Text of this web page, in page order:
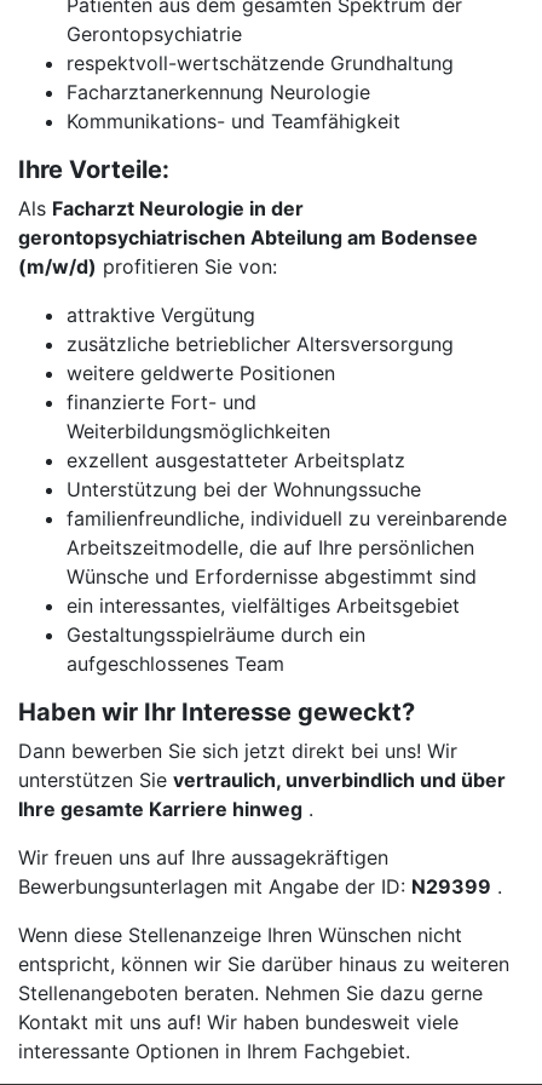
Patienten aus dem gesamten Spektrum der
Gerontopsychiatrie
respektvoll-wertschätzende Grundhaltung
Facharztanerkennung Neurologie
Kommunikations- und Teamfähigkeit
Ihre Vorteile:
Als Facharzt Neurologie in der
gerontopsychiatrischen Abteilung am Bodensee
(m/w/d) profitieren Sie von:
attraktive Vergütung
zusätzliche betrieblicher Altersversorgung
weitere geldwerte Positionen
finanzierte Fort- und
Weiterbildungsmöglichkeiten
exzellent ausgestatteter Arbeitsplatz
Unterstützung bei der Wohnungssuche
familienfreundliche, individuell zu vereinbarende
Arbeitszeitmodelle, die auf Ihre persönlichen
Wünsche und Erfordernisse abgestimmt sind
ein interessantes, vielfältiges Arbeitsgebiet
Gestaltungsspielräume durch ein
aufgeschlossenes Team
Haben wir Ihr Interesse geweckt?
Dann bewerben Sie sich jetzt direkt bei uns! Wir
unterstützen Sie vertraulich, unverbindlich und über
Ihre gesamte Karriere hinweg .
Wir freuen uns auf Ihre aussagekräftigen
Bewerbungsunterlagen mit Angabe der ID: N29399 .
Wenn diese Stellenanzeige Ihren Wünschen nicht
entspricht, können wir Sie darüber hinaus zu weiteren
Stellenangeboten beraten. Nehmen Sie dazu gerne
Kontakt mit uns auf! Wir haben bundesweit viele
interessante Optionen in Ihrem Fachgebiet.